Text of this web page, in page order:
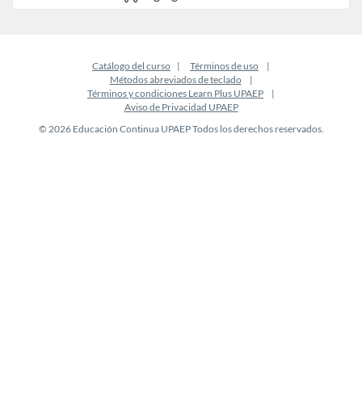
Catálogo del curso
Términos de uso
Métodos abreviados de teclado
Términos y condiciones Learn Plus UPAEP
Aviso de Privacidad UPAEP
© 2026 Educación Continua UPAEP Todos los derechos reservados.